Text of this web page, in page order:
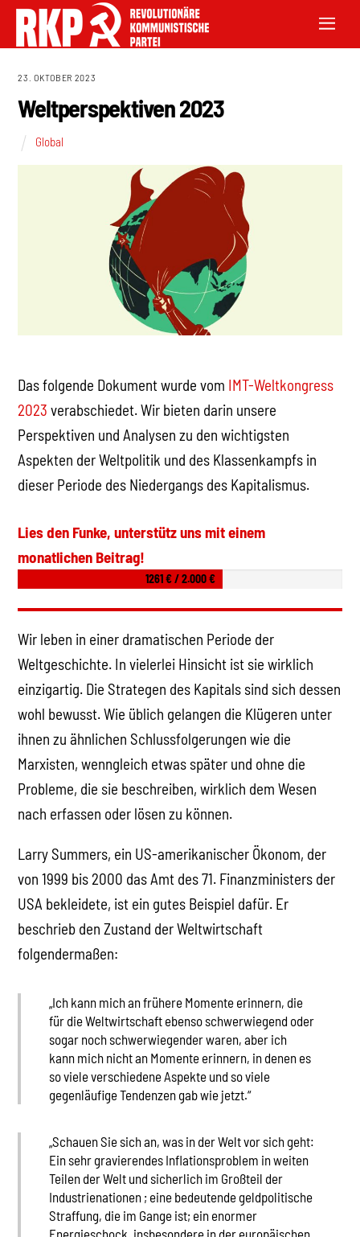
23. OKTOBER 2023
Weltperspektiven 2023
Global
Das folgende Dokument wurde vom IMT-Weltkongress
2023 verabschiedet. Wir bieten darin unsere
Perspektiven und Analysen zu den wichtigsten
Aspekten der Weltpolitik und des Klassenkampfs in
dieser Periode des Niedergangs des Kapitalismus.
Lies den Funke, unterstütz uns mit einem
monatlichen Beitrag!
1261 € / 2.000 €
Wir leben in einer dramatischen Periode der
Weltgeschichte. In vielerlei Hinsicht ist sie wirklich
einzigartig. Die Strategen des Kapitals sind sich dessen
wohl bewusst. Wie üblich gelangen die Klügeren unter
ihnen zu ähnlichen Schlussfolgerungen wie die
Marxisten, wenngleich etwas später und ohne die
Probleme, die sie beschreiben, wirklich dem Wesen
nach erfassen oder lösen zu können.
Larry Summers, ein US-amerikanischer Ökonom, der
von 1999 bis 2000 das Amt des 71. Finanzministers der
USA bekleidete, ist ein gutes Beispiel dafür. Er
beschrieb den Zustand der Weltwirtschaft
folgendermaßen:
„Ich kann mich an frühere Momente erinnern, die
für die Weltwirtschaft ebenso schwerwiegend oder
sogar noch schwerwiegender waren, aber ich
kann mich nicht an Momente erinnern, in denen es
so viele verschiedene Aspekte und so viele
gegenläufige Tendenzen gab wie jetzt.“
„Schauen Sie sich an, was in der Welt vor sich geht:
Ein sehr gravierendes Inflationsproblem in weiten
Teilen der Welt und sicherlich im Großteil der
Industrienationen ; eine bedeutende geldpolitische
Straffung, die im Gange ist; ein enormer
Energieschock, insbesondere in der europäischen